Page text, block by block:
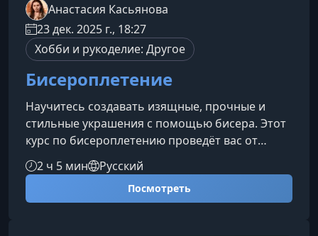
Анастасия Касьянова
23 дек. 2025 г., 18:27
Хобби и рукоделие: Другое
Бисероплетение
Научитесь создавать изящные, прочные и
стильные украшения с помощью бисера. Этот
курс по бисероплетению проведёт вас от
выбора подходящих материалов до
уверенного владения сложными техниками,
позволяя воплотить любые творческие
2 ч 5 мин Русский
Посмотреть